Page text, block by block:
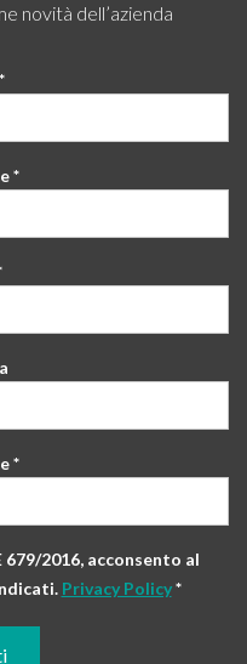
novità dell’azienda
*
*
679/2016, acconsento al
Privacy Policy*